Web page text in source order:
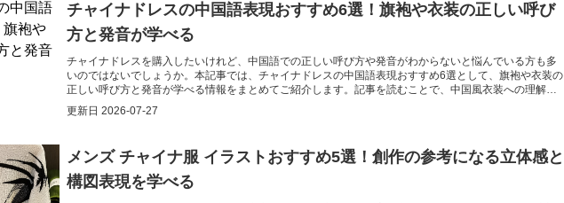
チャイナドレスの中国語表現おすすめ6選！旗袍や衣装の正しい呼び
方と発音が学べる
チャイナドレスを購入したいけれど、中国語での正しい呼び方や発音がわからないと悩んでいる方も多
いのではないでしょうか。本記事では、チャイナドレスの中国語表現おすすめ6選として、旗袍や衣装の
正しい呼び方と発音が学べる情報をまとめてご紹介します。記事を読むことで、中国風衣装への理解が
深まり、自分にぴったりの一着を自信を持って選べるようになります。
更新日 2026-07-27
メンズ チャイナ服 イラストおすすめ5選！創作の参考になる立体感と
構図表現を学べる